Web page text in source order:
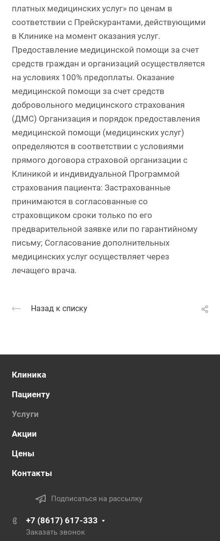
платных медицинских услуг» по ценам в
соответствии с Прейскурантами, действующими
в Клинике на момент оказания услуг.
Предоставление медицинской помощи за счет
средств граждан и организаций осуществляется
на условиях 100% предоплаты. Оказание
медицинской помощи за счет средств
добровольного медицинского страхования
(ДМС) Организация и порядок предоставления
медицинской помощи (медицинских услуг)
определяются в соответствии с условиями
прямого договора страховой организации с
Клиникой и индивидуальной Программой
страхования пациента: Застрахованные
принимаются в согласованные со
страховщиком сроки только по его
предварительной заявке или по гарантийному
письму; Согласование дополнительных
медицинских услуг осуществляет через
лечащего врача.
Назад к списку
Клиника
Пациенту
Услуги
Акции
Цены
Контакты
Подписаться на рассылку
+7 (8617) 617-333
Заказать звонок